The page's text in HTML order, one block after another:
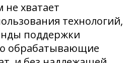
хватает
технологий,
поддержки
обрабатывающие